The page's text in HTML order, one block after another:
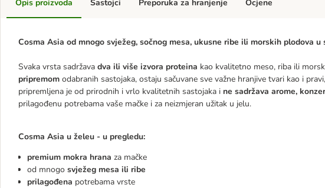
Opis proizvoda
Cosma Asia od mnogo svježeg, sočnog mesa, ukusne ribe ili morskih plodova
Svaka vrsta sadržava dva ili više izvora proteina kao kvalitetno meso, riba ili
pripremom odabranih sastojaka, ostaju sačuvane sve važne hranjive tvari kao i
pripremljena je od prirodnih i vrlo kvalitetnih sastojaka i ne sadržava arome,
prilagođenu potrebama vaše mačke i za neizmjeran užitak u jelu.
Cosma Asia u želeu - u pregledu:
premium mokra hrana za mačke
od mnogo svježeg mesa ili ribe
prilagođena potrebama vrste
Sastojci Preporuka za hranjenje Ocjene